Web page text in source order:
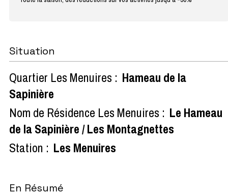
Situation
Quartier Les Menuires : Hameau de la
Sapinière
Nom de Résidence Les Menuires : Le Hameau
de la Sapinière / Les Montagnettes
Station : Les Menuires
En Résumé